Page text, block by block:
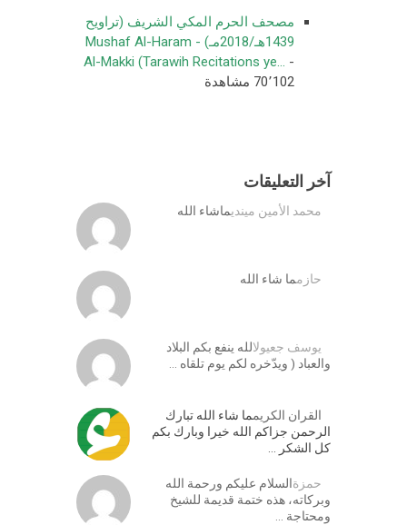
مصحف الحرم المكي الشريف (تراويح
1439هـ/2018مـ) - Mushaf Al-Haram
Al-Makki (Tarawih Recitations ye... -
70٬102 مشاهدة
آخر التعليقات
محمد الأمين مينديماشاء الله
حازمما شاء الله
يوسف جعيولالله ينفع بكم البلاد
والعباد ( ويدّخره لكم يوم تلقاه …
القران الكريمما شاء الله تبارك
الرحمن جزاكم الله خيرا وبارك بكم
كل الشكر …
حمزةالسلام عليكم ورحمة الله
وبركاته، هذه ختمة قديمة للشيخ
ومحتاجة …